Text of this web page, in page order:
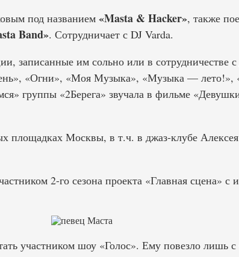
под названием «Masta & Hacker», также
Band». Сотрудничает с DJ Varda.
записанные им сольно или в сотрудничестве
«Огни», «Моя Музыка», «Музыка — лето!»,
группы «2Берега» звучала в фильме
площадках Москвы, в т.ч. в джаз-клубе
2-го сезона проекта «Главная сцена» с
участником шоу «Голос». Ему повезло лишь с